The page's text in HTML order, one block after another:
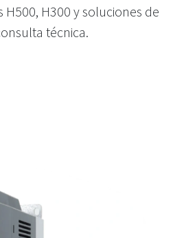
H300 y soluciones de
técnica.